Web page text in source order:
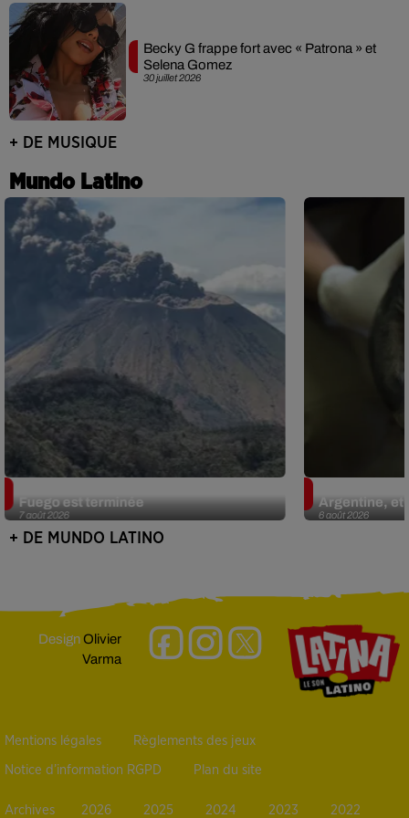
30 juillet 2026
Becky G frappe fort avec « Patrona » et
Selena Gomez
+ DE MUSIQUE
Mundo Latino
7 août 2026
Fuego est terminée
6 août 2026
Argentine, et
+ DE MUNDO LATINO
DesignOlivier
Varma
Mentions légales Règlements des jeux
Notice d’information RGPD Plan du site
Archives 2026 2025 2024 2023 2022